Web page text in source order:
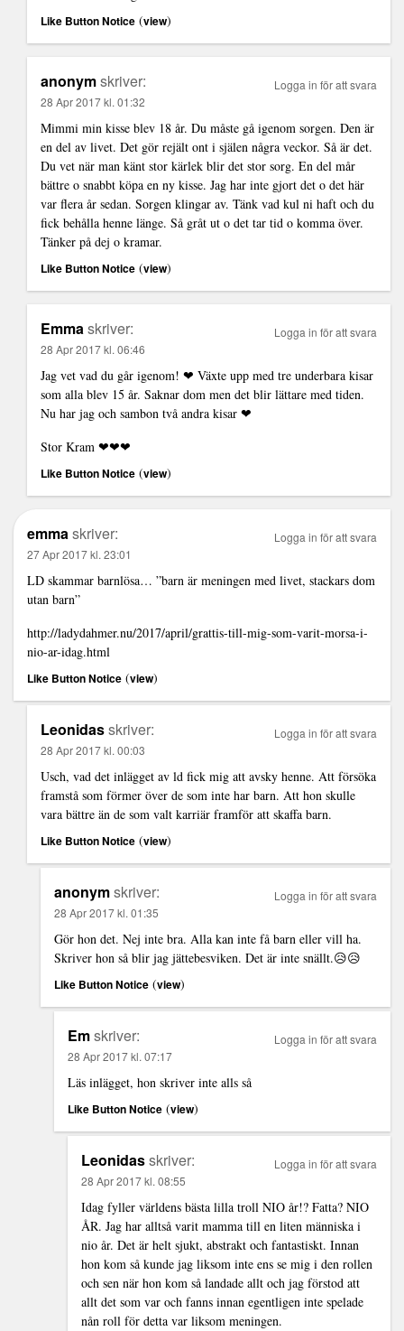
Like Button Notice (view)
anonymskriver:
28 Apr 2017 kl. 01:32
Mimmi min kisse blev 18 år. Du måste gå igenom sorgen. Den är
en del av livet. Det gör rejält ont i själen några veckor. Så är det.
Du vet när man känt stor kärlek blir det stor sorg. En del mår
bättre o snabbt köpa en ny kisse. Jag har inte gjort det o det här
var flera år sedan. Sorgen klingar av. Tänk vad kul ni haft och du
fick behålla henne länge. Så gråt ut o det tar tid o komma över.
Tänker på dej o kramar.
Like Button Notice (view)
Logga in för att svara
Emmaskriver:
28 Apr 2017 kl. 06:46
Jag vet vad du går igenom! ❤ Växte upp med tre underbara kisar
som alla blev 15 år. Saknar dom men det blir lättare med tiden.
Nu har jag och sambon två andra kisar ❤
Stor Kram ❤❤❤
Like Button Notice (view)
Logga in för att svara
emmaskriver:
27 Apr 2017 kl. 23:01
LD skammar barnlösa… ”barn är meningen med livet, stackars dom
utan barn”
http://ladydahmer.nu/2017/april/grattis-till-mig-som-varit-morsa-i-
nio-ar-idag.html
Like Button Notice (view)
Logga in för att svara
Leonidasskriver:
28 Apr 2017 kl. 00:03
Usch, vad det inlägget av ld fick mig att avsky henne. Att försöka
framstå som förmer över de som inte har barn. Att hon skulle
vara bättre än de som valt karriär framför att skaffa barn.
Like Button Notice (view)
Logga in för att svara
anonymskriver:
28 Apr 2017 kl. 01:35
Gör hon det. Nej inte bra. Alla kan inte få barn eller vill ha.
Skriver hon så blir jag jättebesviken. Det är inte snällt.😥😥
Like Button Notice (view)
Logga in för att svara
Emskriver:
28 Apr 2017 kl. 07:17
Läs inlägget, hon skriver inte alls så
Like Button Notice (view)
Logga in för att svara
Leonidasskriver:
28 Apr 2017 kl. 08:55
Idag fyller världens bästa lilla troll NIO år!? Fatta? NIO
ÅR. Jag har alltså varit mamma till en liten människa i
nio år. Det är helt sjukt, abstrakt och fantastiskt. Innan
hon kom så kunde jag liksom inte ens se mig i den rollen
och sen när hon kom så landade allt och jag förstod att
allt det som var och fanns innan egentligen inte spelade
nån roll för detta var liksom meningen.
Logga in för att svara